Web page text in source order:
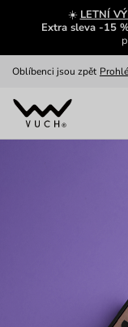
☀️ LETNÍ
Extra sleva -15
Zajímavosti ze světa Vuch:
Oblíbenci jsou zpět
Nech se inspirovat